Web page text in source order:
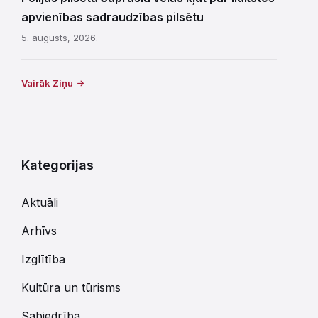
apvienības sadraudzības pilsētu
5. augusts, 2026.
Vairāk Ziņu
Kategorijas
Aktuāli
Arhīvs
Izglītība
Kultūra un tūrisms